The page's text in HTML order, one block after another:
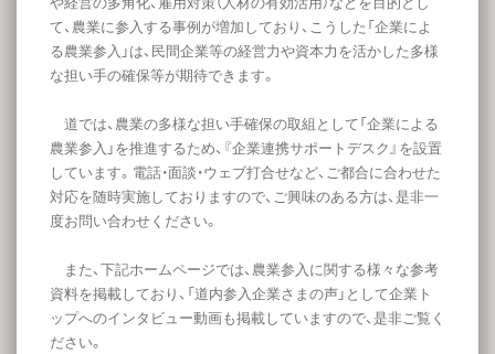
て、農業に参入する事例が増加しており、こうした「企業によ
る農業参入」は、民間企業等の経営力や資本力を活かした多様
な担い手の確保等が期待できます。
道では、農業の多様な担い手確保の取組として「企業による
農業参入」を推進するため、『企業連携サポートデスク』を設置
しています。電話・面談・ウェブ打合せなど、ご都合に合わせた
対応を随時実施しておりますので、ご興味のある方は、是非一
度お問い合わせください。
また、下記ホームページでは、農業参入に関する様々な参考
資料を掲載しており、「道内参入企業さまの声」として企業ト
ップへのインタビュー動画も掲載していますので、是非ご覧く
ださい。